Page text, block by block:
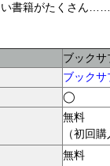
書籍がたくさん
ブックサ
ブックサ
◯
無料
（初回
無料